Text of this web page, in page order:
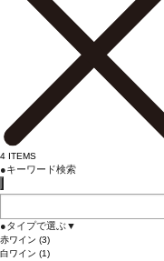
4 ITEMS
●キーワード検索
●タイプで選ぶ▼
赤ワイン (3)
白ワイン (1)